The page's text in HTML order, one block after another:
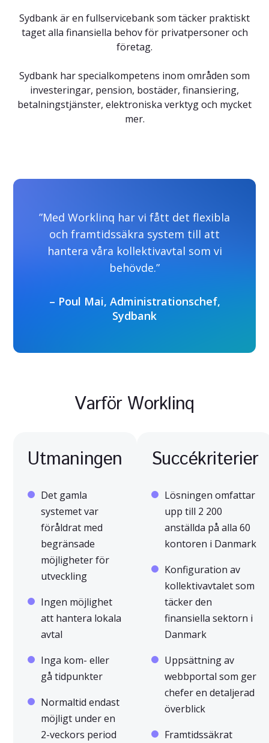
Sydbank är en fullservicebank som täcker praktiskt
taget alla finansiella behov för privatpersoner och
företag.
Sydbank har specialkompetens inom områden som
investeringar, pension, bostäder, finansiering,
betalningstjänster, elektroniska verktyg och mycket
mer.
”Med Worklinq har vi fått det flexibla
och framtidssäkra system till att
hantera våra kollektivavtal som vi
behövde.”
– Poul Mai, Administrationschef,
Sydbank
Varför Worklinq
Utmaningen
Det gamla
systemet var
föråldrat med
begränsade
möjligheter för
utveckling
Ingen möjlighet
att hantera lokala
avtal
Inga kom- eller
gå tidpunkter
Normaltid endast
möjligt under en
2-veckors period
Succékriterier
Lösningen omfattar
upp till 2 200
anställda på alla 60
kontoren i Danmark
Konfiguration av
kollektivavtalet som
täcker den
finansiella sektorn i
Danmark
Uppsättning av
webbportal som ger
chefer en detaljerad
överblick
Framtidssäkrat